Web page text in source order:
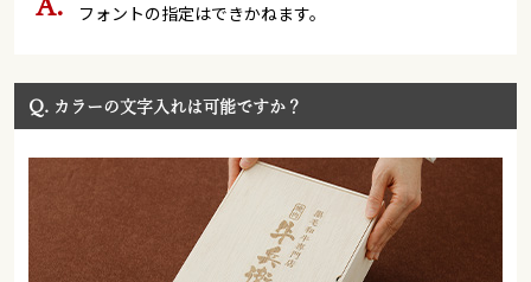
フォントの指定はできかねます。
Q. カラーの文字入れは可能ですか？